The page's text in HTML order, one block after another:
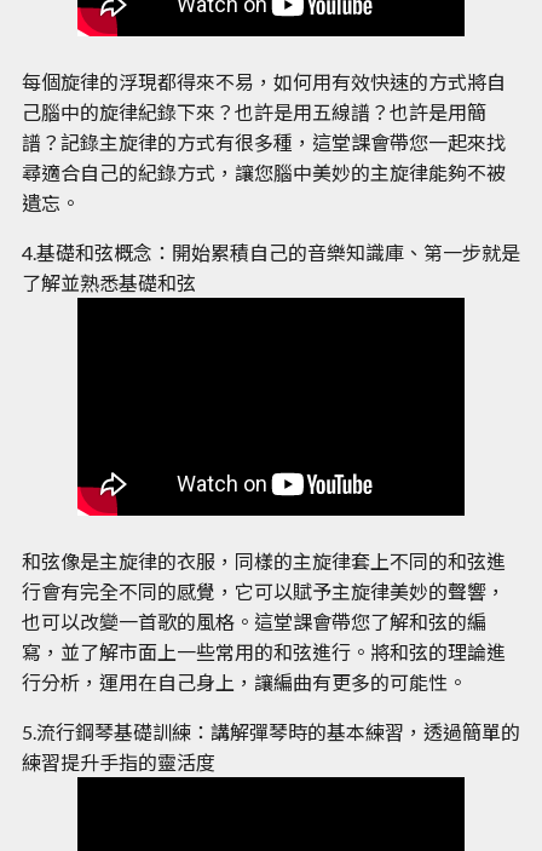
每個旋律的浮現都得來不易，如何用有效快速的方式將自
己腦中的旋律紀錄下來？也許是用五線譜？也許是用簡
譜？記錄主旋律的方式有很多種，這堂課會帶您一起來找
尋適合自己的紀錄方式，讓您腦中美妙的主旋律能夠不被
遺忘。
4.基礎和弦概念：開始累積自己的音樂知識庫、第一步就是
了解並熟悉基礎和弦
和弦像是主旋律的衣服，同樣的主旋律套上不同的和弦進
行會有完全不同的感覺，它可以賦予主旋律美妙的聲響，
也可以改變一首歌的風格。這堂課會帶您了解和弦的編
寫，並了解市面上一些常用的和弦進行。將和弦的理論進
行分析，運用在自己身上，讓編曲有更多的可能性。
5.流行鋼琴基礎訓練：講解彈琴時的基本練習，透過簡單的
練習提升手指的靈活度